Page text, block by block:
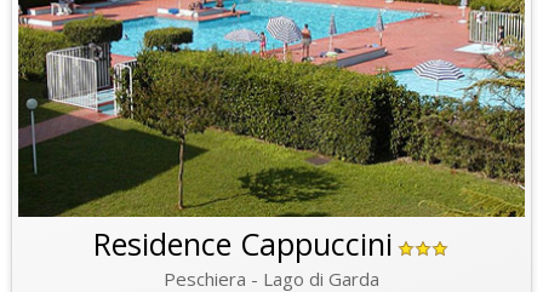
Residence Cappuccini
Peschiera - Lago di Garda